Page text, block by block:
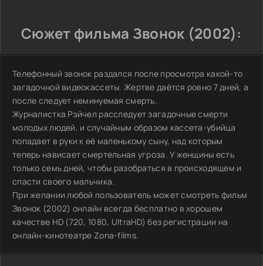
Сюжет фильма Звонок (2002):
Телефонный звонок раздался после просмотра какой-то
загадочной видеокассеты. Жертве даётся ровно 7 дней, а
после следует неминуемая смерть.
Журналистка Рэйчел расследует загадочные смерти
молодых людей, и случайным образом кассета-убийца
попадает в руки к её маленькому сыну, над которым
теперь нависает смертельная угроза. У женщины есть
только семь дней, чтобы разобраться в происходящем и
спасти своего мальчика.
При желании любой пользователь может смотреть фильм
Звонок (2002) онлайн всегда бесплатно в хорошем
качестве HD (720, 1080, UltraHD) без регистрации на
онлайн-кинотеатре Zona-films.